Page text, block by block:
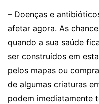
– Doenças e
afetar agora. As
quando a sua saúde
ser construídos em
pelos mapas ou
de algumas criaturas
podem imediatamente